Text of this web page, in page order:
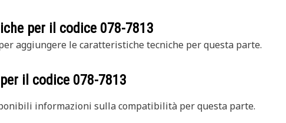
per il codice 078-7813
aggiungere le caratteristiche tecniche per questa parte.
il codice 078-7813
informazioni sulla compatibilità per questa parte.